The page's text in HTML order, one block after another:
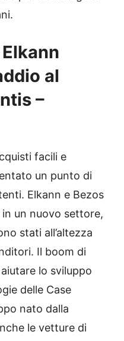
al
–
facili e
un punto di
Elkann e Bezos
un nuovo settore,
stati all’altezza
Il boom di
lo sviluppo
delle Case
nato dalla
le vetture di